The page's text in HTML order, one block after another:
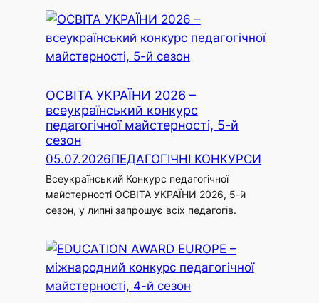
ОСВІТА УКРАЇНИ 2026 –
всеукраїнський конкурс
педагогічної майстерності, 5-й
сезон
05.07.2026ПЕДАГОГІЧНІ КОНКУРСИ
Всеукраїнський Конкурс педагогічної
майстерності ОСВІТА УКРАЇНИ 2026, 5-й
сезон, у липні запрошує всіх педагогів.